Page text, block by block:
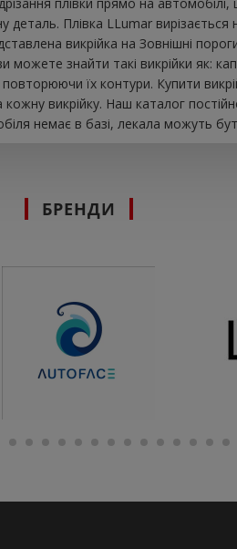
деталь. Плівка LLumar
​​викрійка на Зовнішні
знайти такі викрійки як:
їх контури. Купити
викрійку. Наш каталог
немає в базі, лекала можуть
БРЕНДИ